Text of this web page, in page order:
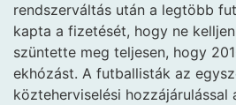
rendszerváltás után a legtöbb
kapta a fizetését, hogy ne
szüntette meg teljesen, hogy
ekhózást. A futballisták az
közteherviselési hozzájárulással